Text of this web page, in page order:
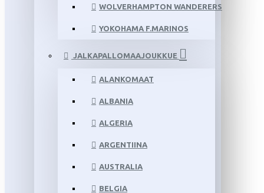
WOLVERHAMPTON WANDERERS
YOKOHAMA F.MARINOS
JALKAPALLOMAAJOUKKUE
ALANKOMAAT
ALBANIA
ALGERIA
ARGENTIINA
AUSTRALIA
BELGIA